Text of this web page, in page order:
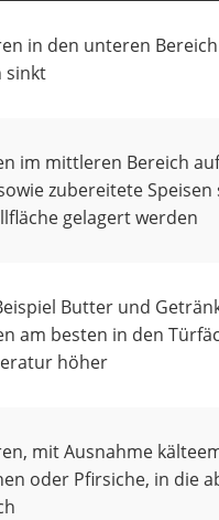
in den unteren
sinkt
im mittleren Bereich
zubereitete
gelagert werden
Butter und
am besten in den
höher
mit Ausnahme
oder Pfirsiche, in die